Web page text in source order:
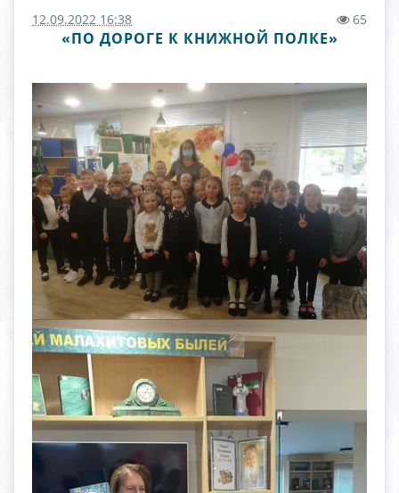
12.09.2022 16:38 65
«ПО ДОРОГЕ К КНИЖНОЙ ПОЛКЕ»